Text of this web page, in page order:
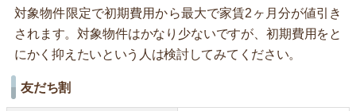
対象物件限定で初期費用から最大で家賃2ヶ月分が値引き
されます。対象物件はかなり少ないですが、初期費用をと
にかく抑えたいという人は検討してみてください。
友だち割